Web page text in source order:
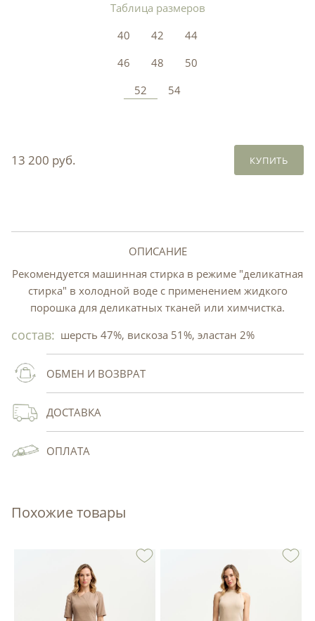
Таблица размеров
40
42
44
46
48
50
52
54
13 200 руб. КУПИТЬ
ОПИСАНИЕ
Рекомендуется машинная стирка в режиме "деликатная
стирка" в холодной воде с применением жидкого
порошка для деликатных тканей или химчистка.
состав: шерсть 47%, вискоза 51%, эластан 2%
ОБМЕН И ВОЗВРАТ
ДОСТАВКА
ОПЛАТА
Похожие товары